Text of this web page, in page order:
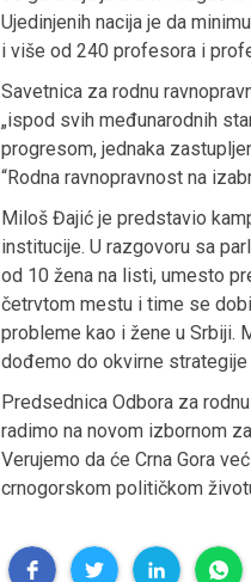
Ujedinjenih nacija je da
i više od 240 profesora i
Savetnica za rodnu
„ispod svih međunarodnih
progresom, jednaka
“Rodna ravnopravnost na
Miloš Đajić je predstavio
institucije. U razgovoru sa
od 10 žena na listi, umesto
četrvtom mestu i time se
probleme kao i žene u Srbiji.
dođemo do okvirne
Predsednica Odbora za
radimo na novom izbornom
Verujemo da će Crna Gora
crnogorskom političkom